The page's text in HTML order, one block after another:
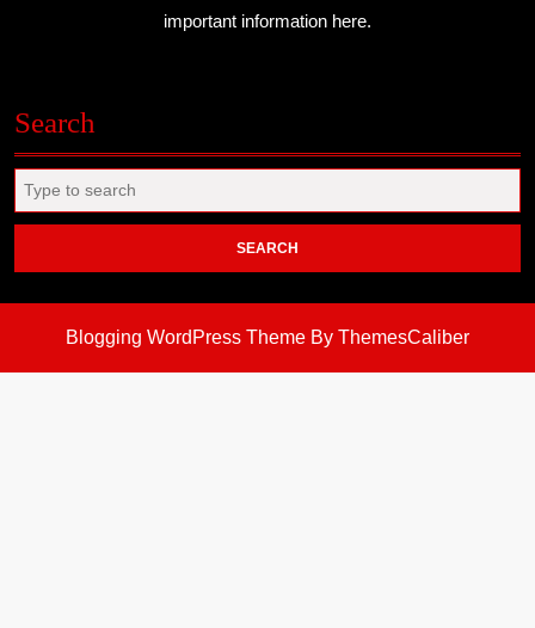
important information here.
Search
for:
Blogging WordPress Theme By ThemesCaliber